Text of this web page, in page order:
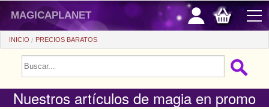
PROMOCIONES
VENTAS FLASH
magicaplanet
INICIO PRECIOS BARATOS
Nuestros artículos de magia en promo